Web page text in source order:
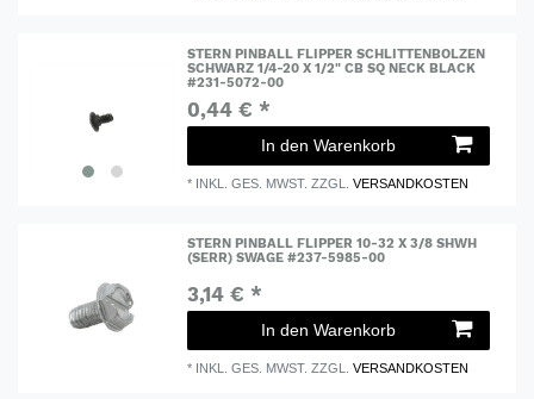
STERN PINBALL FLIPPER SCHLITTENBOLZEN
SCHWARZ 1/4-20 X 1/2" CB SQ NECK BLACK
#231-5072-00
0,44 € *
In den Warenkorb
* INKL. GES. MWST. ZZGL.VERSANDKOSTEN
STERN PINBALL FLIPPER 10-32 X 3/8 SHWH
(SERR) SWAGE #237-5985-00
3,14 € *
In den Warenkorb
* INKL. GES. MWST. ZZGL.VERSANDKOSTEN